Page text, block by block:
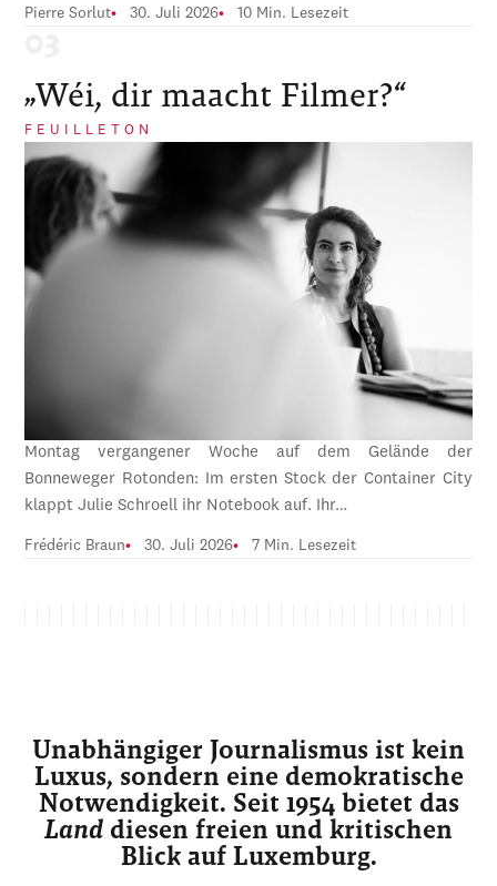
Pierre Sorlut 30. Juli 2026 10 Min. Lesezeit
„Wéi, dir maacht Filmer?“
FEUILLETON
Montag vergangener Woche auf dem Gelände der
Bonneweger Rotonden: Im ersten Stock der Container City
klappt Julie Schroell ihr Notebook auf. Ihr…
Frédéric Braun 30. Juli 2026 7 Min. Lesezeit
Unabhängiger Journalismus ist kein
Luxus, sondern eine demokratische
Notwendigkeit. Seit 1954 bietet das
Land diesen freien und kritischen
Blick auf Luxemburg.